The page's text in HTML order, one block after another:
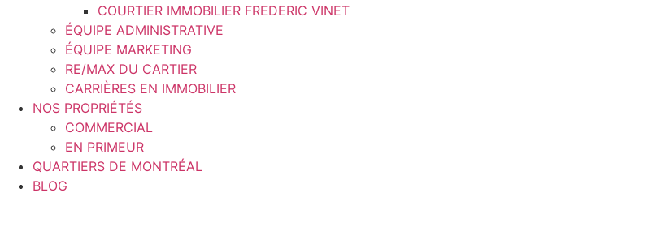
COURTIER IMMOBILIER FREDERIC VINET
ÉQUIPE ADMINISTRATIVE
ÉQUIPE MARKETING
RE/MAX DU CARTIER
CARRIÈRES EN IMMOBILIER
NOS PROPRIÉTÉS
COMMERCIAL
EN PRIMEUR
QUARTIERS DE MONTRÉAL
BLOG